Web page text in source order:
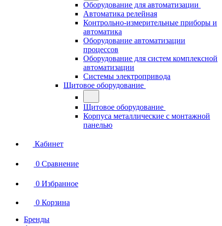
Оборудование для автоматизации
Автоматика релейная
Контрольно-измерительные приборы и
автоматика
Оборудование автоматизации
процессов
Оборудование для систем комплексной
автоматизации
Системы электропривода
Щитовое оборудование
Щитовое оборудование
Корпуса металлические с монтажной
панелью
Кабинет
0 Сравнение
0 Избранное
0 Корзина
Бренды